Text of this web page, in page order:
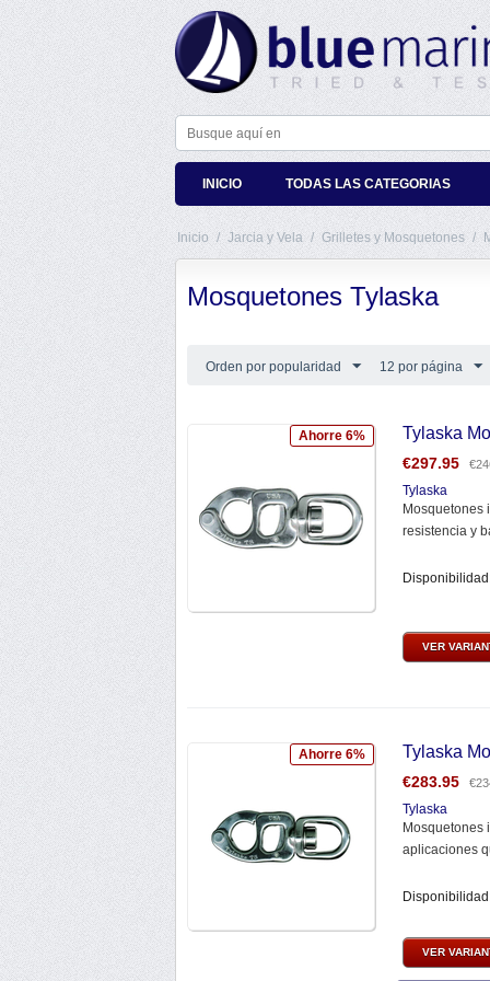
INICIO TODAS LAS CATEGORIAS
Inicio / Jarcia y Vela / Grilletes y Mosquetones /
Mosquetones Tylaska
Orden por popularidad 12 por página
Ahorre 6% Tylaska
€297.95 €
Tylaska
Mosquetones
resistencia y
VER
Ahorre 6% Tylaska
€283.95 €
Tylaska
Mosquetones
aplicaciones
VER